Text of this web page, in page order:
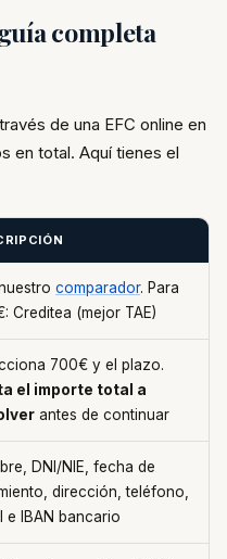
completa
de una EFC online en
en total. Aquí tienes el
comparador. Para
Creditea (mejor TAE)
700€ y el plazo.
el importe total a
antes de continuar
DNI/NIE, fecha de
dirección, teléfono,
e IBAN bancario